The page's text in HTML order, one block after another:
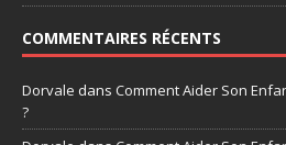
COMMENTAIRES RÉCENTS
Dorvale dans Comment Aider Son
?